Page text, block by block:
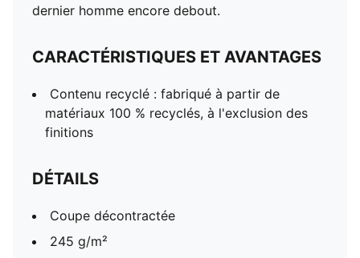
dernier homme encore debout.
CARACTÉRISTIQUES ET AVANTAGES
Contenu recyclé : fabriqué à partir de
matériaux 100 % recyclés, à l'exclusion des
finitions
DÉTAILS
Coupe décontractée
245 g/m²